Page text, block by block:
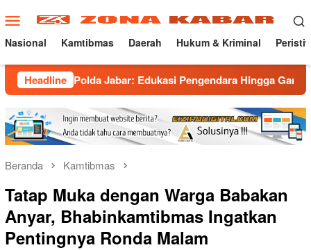
ke
konten
Menu
Mobile
Nasional Kamtibmas Daerah Hukum & Kriminal
Headline
Jabar: Edukasi Pengendara Hingga Ganti Knalpot
Beranda Kamtibmas
Tatap Muka dengan Warga Babakan
Anyar, Bhabinkamtibmas Ingatkan
Pentingnya Ronda Malam